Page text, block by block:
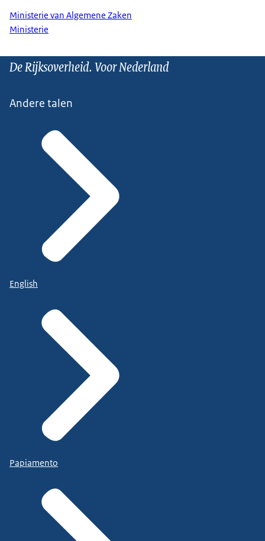
Ministerie van Algemene Zaken
Ministerie
De Rijksoverheid. Voor Nederland
Andere talen
English
Papiamento